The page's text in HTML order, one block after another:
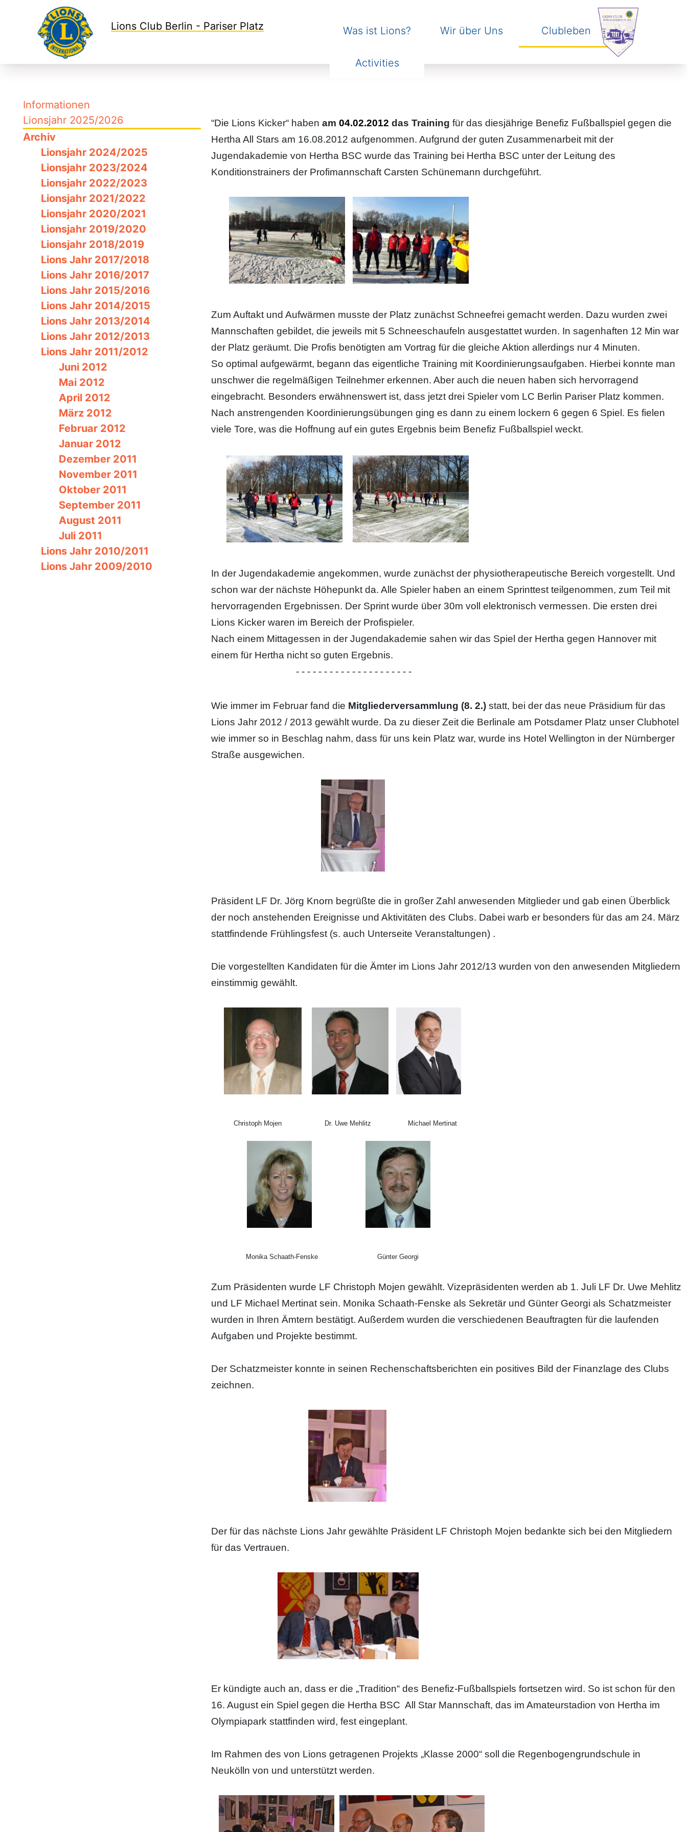
skip to navigation. skip to content
Lions Club Berlin - Pariser Platz Was ist Lions? Wir über Uns Clubleben
Activities
Informationen
Lionsjahr 2025/2026
Archiv
Lionsjahr 2024/2025
Lionsjahr 2023/2024
Lionsjahr 2022/2023
Lionsjahr 2021/2022
Lionsjahr 2020/2021
Lionsjahr 2019/2020
Lionsjahr 2018/2019
Lions Jahr 2017/2018
Lions Jahr 2016/2017
Lions Jahr 2015/2016
Lions Jahr 2014/2015
Lions Jahr 2013/2014
Lions Jahr 2012/2013
Lions Jahr 2011/2012
Juni 2012
Mai 2012
April 2012
März 2012
Februar 2012
Januar 2012
Dezember 2011
November 2011
Oktober 2011
September 2011
August 2011
Juli 2011
Lions Jahr 2010/2011
Lions Jahr 2009/2010
“Die Lions Kicker“ habenam04.02.2012 das Training für das diesjährige Benefiz Fußballspiel gegen die
Hertha All Stars am 16.08.2012 aufgenommen. Aufgrund der guten Zusammenarbeit mit der
Jugendakademie von Hertha BSC wurde das Training bei Hertha BSC unter der Leitung des
Konditionstrainers der Profimannschaft Carsten Schünemann durchgeführt.
Zum Auftakt und Aufwärmen musste der Platz zunächst Schneefrei gemacht werden. Dazu wurden zwei
Mannschaften gebildet, die jeweils mit 5 Schneeschaufeln ausgestattet wurden. In sagenhaften 12 Min war
der Platz geräumt. Die Profis benötigten am Vortrag für die gleiche Aktion allerdings nur 4 Minuten.
So optimal aufgewärmt, begann das eigentliche Training mit Koordinierungsaufgaben. Hierbei konnte man
unschwer die regelmäßigen Teilnehmer erkennen. Aber auch die neuen haben sich hervorragend
eingebracht. Besonders erwähnenswert ist, dass jetzt drei Spieler vom LC Berlin Pariser Platz kommen.
Nach anstrengenden Koordinierungsübungen ging es dann zu einem lockern 6 gegen 6 Spiel. Es fielen
viele Tore, was die Hoffnung auf ein gutes Ergebnis beim Benefiz Fußballspiel weckt.
In der Jugendakademie angekommen, wurde zunächst der physiotherapeutische Bereich vorgestellt. Und
schon war der nächste Höhepunkt da. Alle Spieler haben an einem Sprinttest teilgenommen, zum Teil mit
hervorragenden Ergebnissen. Der Sprint wurde über 30m voll elektronisch vermessen. Die ersten drei
Lions Kicker waren im Bereich der Profispieler.
Nach einem Mittagessen in der Jugendakademie sahen wir das Spiel der Hertha gegen Hannover mit
einem für Hertha nicht so guten Ergebnis.
- - - - - - - - - - - - - - - - - - - - -
Wie immer im Februar fand die Mitgliederversammlung (8. 2.) statt, bei der das neue Präsidium für das
Lions Jahr 2012 / 2013 gewählt wurde. Da zu dieser Zeit die Berlinale am Potsdamer Platz unser Clubhotel
wie immer so in Beschlag nahm, dass für uns kein Platz war, wurde ins Hotel Wellington in der Nürnberger
Straße ausgewichen.
Präsident LF Dr. Jörg Knorn begrüßte die in großer Zahl anwesenden Mitglieder und gab einen Überblick
der noch anstehenden Ereignisse und Aktivitäten des Clubs. Dabei warb er besonders für das am 24. März
stattfindende Frühlingsfest (s. auch Unterseite Veranstaltungen) .
Die vorgestellten Kandidaten für die Ämter im Lions Jahr 2012/13 wurden von den anwesenden Mitgliedern
einstimmig gewählt.
Christoph Mojen Dr. Uwe Mehlitz Michael Mertinat
Monika Schaath-Fenske Günter Georgi
Zum Präsidenten wurde LF Christoph Mojen gewählt. Vizepräsidenten werden ab 1. Juli LF Dr. Uwe Mehlitz
und LF Michael Mertinat sein. Monika Schaath-Fenske als Sekretär und Günter Georgi als Schatzmeister
wurden in Ihren Ämtern bestätigt. Außerdem wurden die verschiedenen Beauftragten für die laufenden
Aufgaben und Projekte bestimmt.
Der Schatzmeister konnte in seinen Rechenschaftsberichten ein positives Bild der Finanzlage des Clubs
zeichnen.
Der für das nächste Lions Jahr gewählte Präsident LF Christoph Mojen bedankte sich bei den Mitgliedern
für das Vertrauen.
Er kündigte auch an, dass er die „Tradition“ des Benefiz-Fußballspiels fortsetzen wird. So ist schon für den
16. August ein Spiel gegen die Hertha BSC All Star Mannschaft, das im Amateurstadion von Hertha im
Olympiapark stattfinden wird, fest eingeplant.
Im Rahmen des von Lions getragenen Projekts „Klasse 2000“ soll die Regenbogengrundschule in
Neukölln von und unterstützt werden.